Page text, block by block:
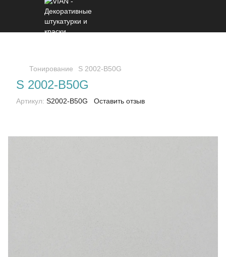
Тонирование S 2002-B50G
S 2002-B50G
Артикул: S2002-B50G Оставить отзыв